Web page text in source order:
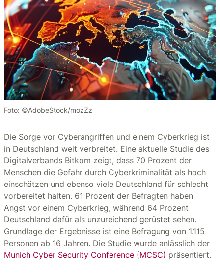
Foto: ©AdobeStock/mozZz
Die Sorge vor Cyberangriffen und einem Cyberkrieg ist
in Deutschland weit verbreitet. Eine aktuelle Studie des
Digitalverbands Bitkom zeigt, dass 70 Prozent der
Menschen die Gefahr durch Cyberkriminalität als hoch
einschätzen und ebenso viele Deutschland für schlecht
vorbereitet halten. 61 Prozent der Befragten haben
Angst vor einem Cyberkrieg, während 64 Prozent
Deutschland dafür als unzureichend gerüstet sehen.
Grundlage der Ergebnisse ist eine Befragung von 1.115
Personen ab 16 Jahren. Die Studie wurde anlässlich der
Munich Cyber Security Conference (MCSC) präsentiert.